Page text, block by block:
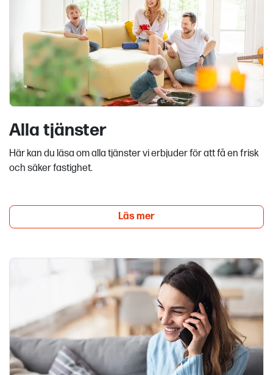
Alla tjänster
Här kan du läsa om alla tjänster vi erbjuder för att få en frisk
och säker fastighet.
Läs mer